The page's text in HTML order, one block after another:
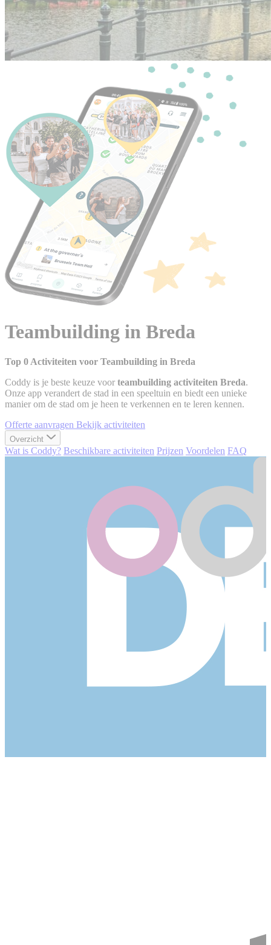
Teambuilding in Breda
Top 0 Activiteiten voor Teambuilding in Breda
Coddy is je beste keuze voor teambuilding activiteiten Breda.
Onze app verandert de stad in een speeltuin en biedt een unieke
manier om de stad om je heen te verkennen en te leren kennen.
Offerte aanvragen Bekijk activiteiten
Overzicht
Wat is Coddy? Beschikbare activiteiten Prijzen Voordelen FAQ